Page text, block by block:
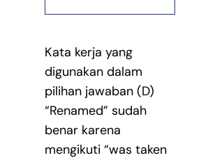
Kata kerja yang
digunakan dalam
pilihan jawaban (D)
“Renamed” sudah
benar karena
mengikuti “was taken